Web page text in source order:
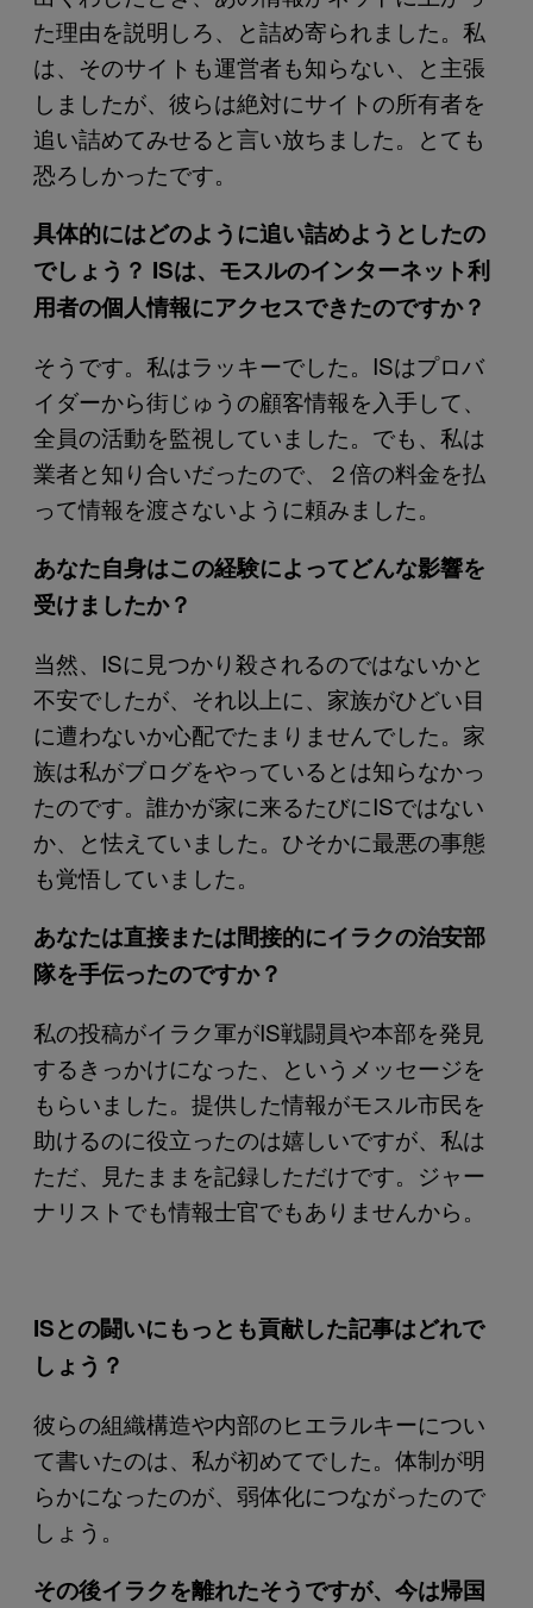
た理由を説明しろ、と詰め寄られました。私
は、そのサイトも運営者も知らない、と主張
しましたが、彼らは絶対にサイトの所有者を
追い詰めてみせると言い放ちました。とても
恐ろしかったです。
具体的にはどのように追い詰めようとしたの
でしょう？ ISは、モスルのインターネット利
用者の個人情報にアクセスできたのですか？
そうです。私はラッキーでした。ISはプロバ
イダーから街じゅうの顧客情報を入手して、
全員の活動を監視していました。でも、私は
業者と知り合いだったので、２倍の料金を払
って情報を渡さないように頼みました。
あなた自身はこの経験によってどんな影響を
受けましたか？
当然、ISに見つかり殺されるのではないかと
不安でしたが、それ以上に、家族がひどい目
に遭わないか心配でたまりませんでした。家
族は私がブログをやっているとは知らなかっ
たのです。誰かが家に来るたびにISではない
か、と怯えていました。ひそかに最悪の事態
も覚悟していました。
あなたは直接または間接的にイラクの治安部
隊を手伝ったのですか？
私の投稿がイラク軍がIS戦闘員や本部を発見
するきっかけになった、というメッセージを
もらいました。提供した情報がモスル市民を
助けるのに役立ったのは嬉しいですが、私は
ただ、見たままを記録しただけです。ジャー
ナリストでも情報士官でもありませんから。
ISとの闘いにもっとも貢献した記事はどれで
しょう？
彼らの組織構造や内部のヒエラルキーについ
て書いたのは、私が初めてでした。体制が明
らかになったのが、弱体化につながったので
しょう。
その後イラクを離れたそうですが、今は帰国